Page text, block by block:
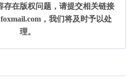
存在版权问题，请提交相关链接
，我们将及时予以处
理。